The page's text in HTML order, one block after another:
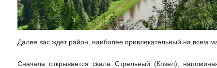
Далее вас ждет район, наиболее привлекательный на всем
Сначала открывается скала Стрельный (Козел),